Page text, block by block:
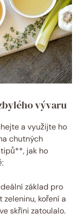
vývaru
a využijte ho
chutných
jak ho
základ pro
koření a
skříni zatoulalo.